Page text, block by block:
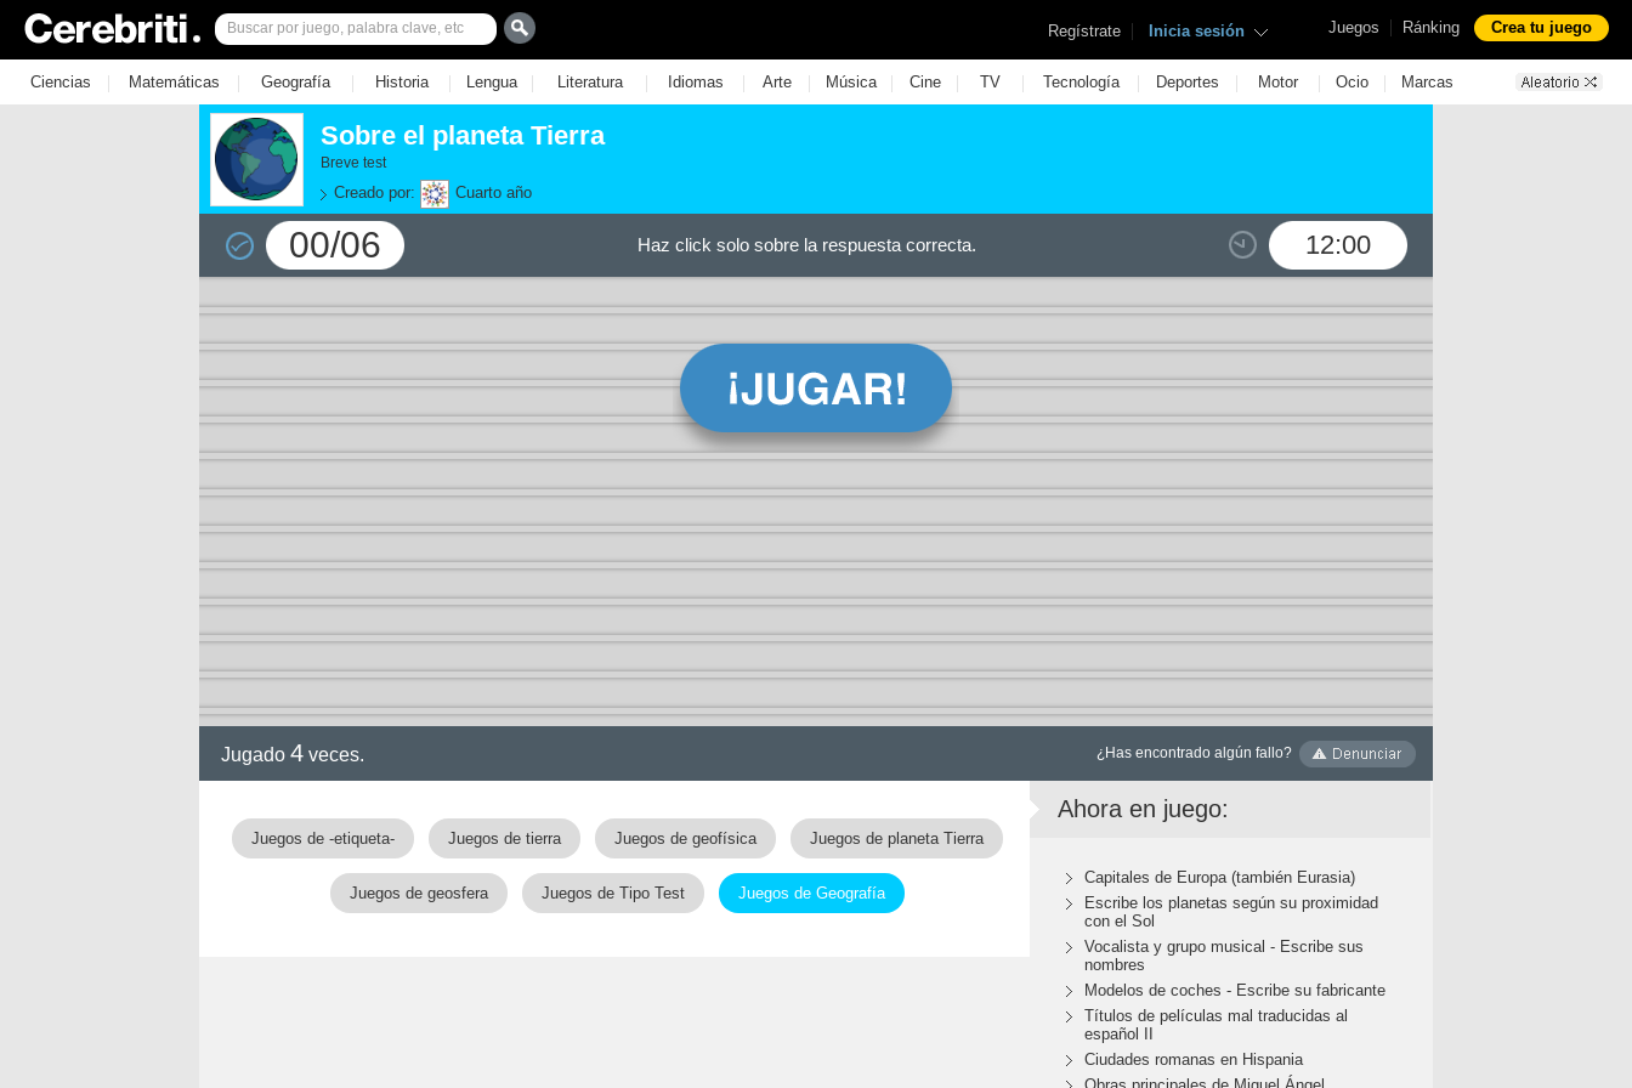
Juegos | Ránking Crea tu juego
Regístrate | Inicia sesión
Ciencias | Matemáticas | Geografía | Historia | Lengua | Literatura | Idiomas | Arte | Música | Cine | TV | Tecnología | Deportes | Motor | Ocio | Marcas
Sobre el planeta Tierra
Breve test
Creado por: Cuarto año
00/06 12:00
Haz click solo sobre la respuesta correcta.
Jugado 4 veces. ¿Has encontrado algún fallo?
Juegos de -etiqueta- Juegos de tierra Juegos de geofísica Juegos de planeta Tierra
Juegos de geosfera Juegos de Tipo Test Juegos de Geografía
Ahora en juego:
Capitales de Europa (también Eurasia)
Escribe los planetas según su proximidad
con el Sol
Vocalista y grupo musical - Escribe sus
nombres
Modelos de coches - Escribe su fabricante
Títulos de películas mal traducidas al
español II
Ciudades romanas en Hispania